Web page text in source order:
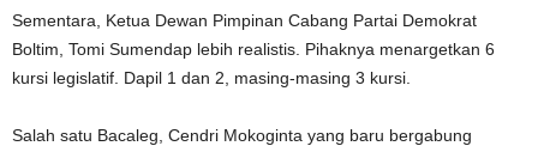
Sementara, Ketua Dewan Pimpinan Cabang Partai Demokrat
Boltim, Tomi Sumendap lebih realistis. Pihaknya menargetkan 6
kursi legislatif. Dapil 1 dan 2, masing-masing 3 kursi.
Salah satu Bacaleg, Cendri Mokoginta yang baru bergabung